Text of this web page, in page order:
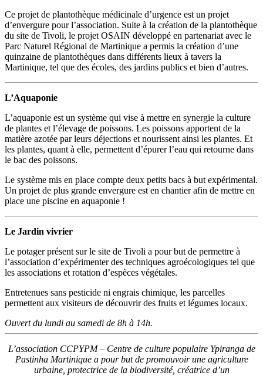
Ce projet de plantothèque médicinale d’urgence est un projet
d’envergure pour l’association. Suite à la création de la plantothèque
du site de Tivoli, le projet OSAIN développé en partenariat avec le
Parc Naturel Régional de Martinique a permis la création d’une
quinzaine de plantothèques dans différents lieux à tavers la
Martinique, tel que des écoles, des jardins publics et bien d’autres.
L’Aquaponie
L’aquaponie est un système qui vise à mettre en synergie la culture
de plantes et l’élevage de poissons. Les poissons apportent de la
matière azotée par leurs déjections et nourissent ainsi les plantes. Et
les plantes, quant à elle, permettent d’épurer l’eau qui retourne dans
le bac des poissons.
Le système mis en place compte deux petits bacs à but expérimental.
Un projet de plus grande envergure est en chantier afin de mettre en
place une piscine en aquaponie !
Le Jardin vivrier
Le potager présent sur le site de Tivoli a pour but de permettre à
l’association d’expérimenter des techniques agroécologiques tel que
les associations et rotation d’espèces végétales.
Entretenues sans pesticide ni engrais chimique, les parcelles
permettent aux visiteurs de découvrir des fruits et légumes locaux.
Ouvert du lundi au samedi de 8h à 14h.
L’association CCPYPM – Centre de culture populaire Ypiranga de
Pastinha Martinique a pour but de promouvoir une agriculture
urbaine, protectrice de la biodiversité, créatrice d’un